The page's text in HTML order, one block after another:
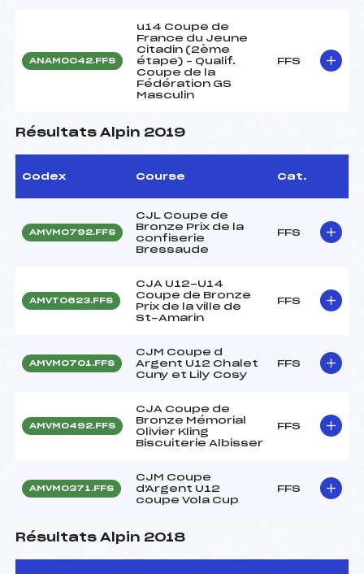
ANAM0042.FFS
u14 Coupe de
France du Jeune
Citadin (2ème
étape) – Qualif.
Coupe de la
Fédération GS
Masculin
FFS
Résultats Alpin 2019
Codex Course Cat.
AMVM0792.FFS
CJL Coupe de
Bronze Prix de la
confiserie
Bressaude
FFS
AMVT0623.FFS
CJA U12-U14
Coupe de Bronze
Prix de la ville de
St-Amarin
FFS
AMVM0701.FFS
CJM Coupe d
Argent U12 Chalet
Cuny et Lily Cosy
FFS
AMVM0492.FFS
CJA Coupe de
Bronze Mémorial
Olivier Kling
Biscuiterie Albisser
FFS
AMVM0371.FFS
CJM Coupe
d'Argent U12
coupe Vola Cup
FFS
Résultats Alpin 2018